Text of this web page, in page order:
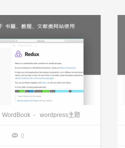
WordBook - wordpress主题
 0